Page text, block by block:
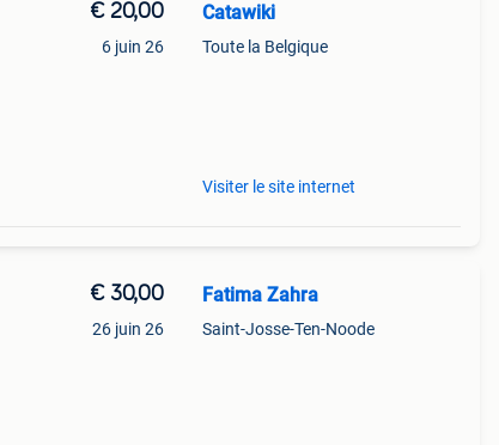
€ 20,00
6 juin 26
Catawiki
Toute la Belgique
Visiter le site internet
€ 30,00
26 juin 26
Fatima Zahra
Saint-Josse-Ten-Noode